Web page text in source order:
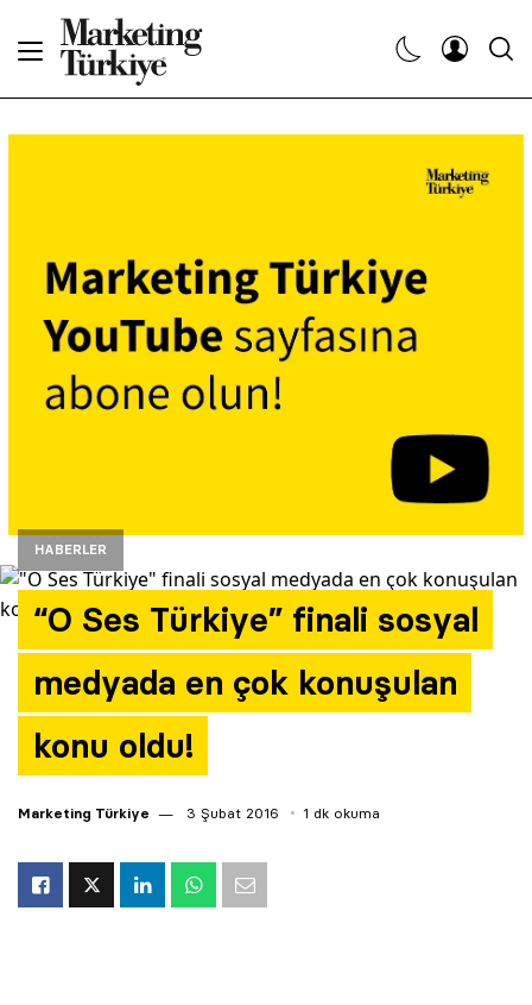
HABERLER
“O Ses Türkiye” finali sosyal
medyada en çok konuşulan
konu oldu!
Marketing Türkiye 3 Şubat 2016 1 dk okuma
Dergiler
Etkinlikler
Yazarlar
Araştırma